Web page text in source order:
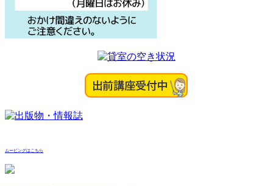
ムービングはこちら